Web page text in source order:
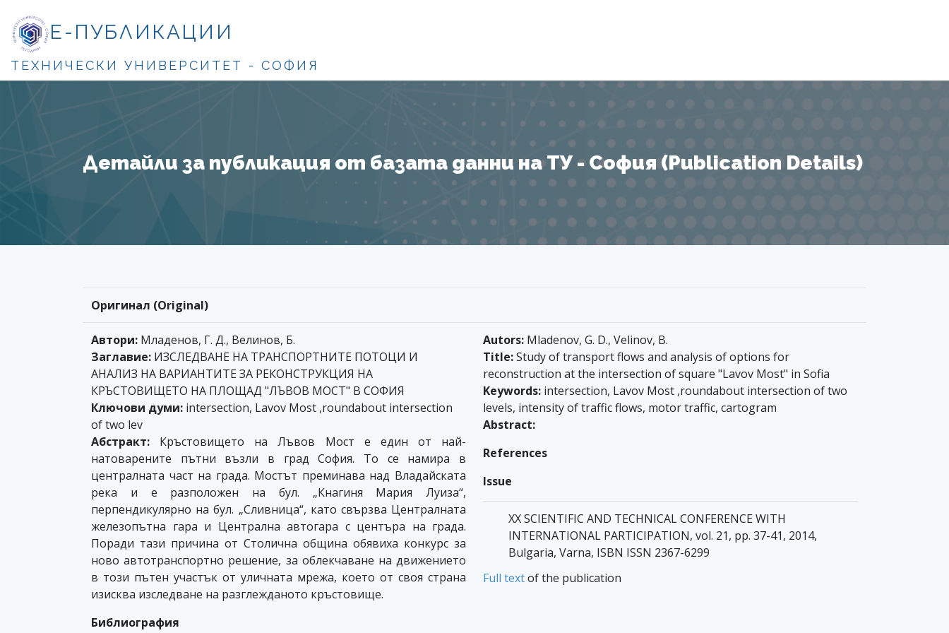
Е-ПУБЛИКАЦИИ
ТЕХНИЧЕСКИ УНИВЕРСИТЕТ - СОФИЯ
Детайли за публикация от базата данни на ТУ - София (Publication Details)
Оригинал (Original)
Автори: Младенов, Г. Д., Велинов, Б.
Заглавие: ИЗСЛЕДВАНЕ НА ТРАНСПОРТНИТЕ ПОТОЦИ И
АНАЛИЗ НА ВАРИАНТИТЕ ЗА РЕКОНСТРУКЦИЯ НА
КРЪСТОВИЩЕТО НА ПЛОЩАД "ЛЪВОВ МОСТ" В СОФИЯ
Ключови думи: intersection, Lavov Most ,roundabout intersection
of two lev
Абстракт: Кръстовището на Лъвов Мост е един от най-
натоварените пътни възли в град София. То се намира в
централната част на града. Мостът преминава над Владайската
река и е разположен на бул. „Кнагиня Мария Луиза“,
перпендикулярно на бул. „Сливница“, като свързва Централната
железопътна гара и Централна автогара с центъра на града.
Поради тази причина от Столична община обявиха конкурс за
ново автотранспортно решение, за облекчаване на движението
в този пътен участък от уличната мрежа, което от своя страна
изисква изследване на разглежданото кръстовище.
Библиография
Autors: Mladenov, G. D., Velinov, B.
Title:Study of transport flows and analysis of options for
reconstruction at the intersection of square "Lavov Most" in Sofia
Keywords: intersection, Lavov Most ,roundabout intersection of two
levels, intensity of traffic flows, motor traffic, cartogram
Abstract:
References
Issue
XX SCIENTIFIC AND TECHNICAL CONFERENCE WITH
INTERNATIONAL PARTICIPATION, vol. 21, pp. 37-41, 2014,
Bulgaria, Varna, ISBN ISSN 2367-6299
Full textof the publication